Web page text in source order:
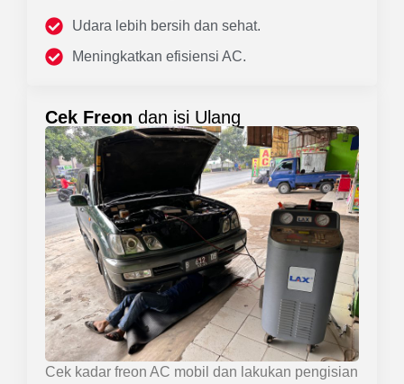
Udara lebih bersih dan sehat.
Meningkatkan efisiensi AC.
Cek Freon dan isi Ulang
Cek kadar freon AC mobil dan lakukan pengisian